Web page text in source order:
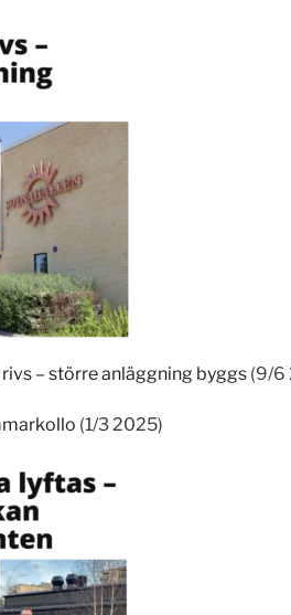
– större anläggning byggs (9/6
(1/3 2025)